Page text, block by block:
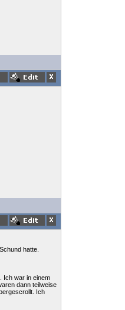
hatte.
Ich war in einem
dann teilweise
Ich